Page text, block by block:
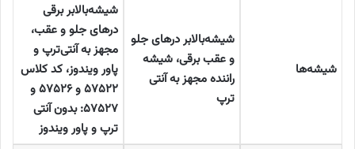
شیشه‌ها
شیشه‌بالابر درهای جلو
و عقب برقی، شیشه
راننده مجهز به آنتی
ترپ
شیشه‌بالابر برقی
درهای جلو و عقب،
مجهز به آنتی‌ترپ و
پاور ویندوز، کد کلاس
۵۷۵۲۲و۵۷۵۲۶و
۵۷۵۲۷: بدون آنتی
ترپ و پاور ویندوز